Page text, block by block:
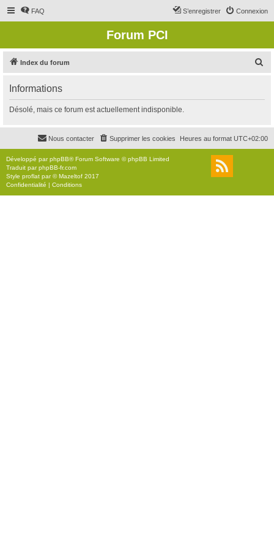
FAQ Connexion
S’enregistrer
Forum PCI
Index du forum
r
c
r
Informations
Désolé, mais ce forum est actuellement indisponible.
Heures au format UTC+02:00
Supprimer les cookies
Nous contacter
Développé parphpBB® Forum Software © phpBB Limited
Traduit parphpBB-fr.com
Style proflat par ©Mazeltof 2017
Confidentialité | Conditions